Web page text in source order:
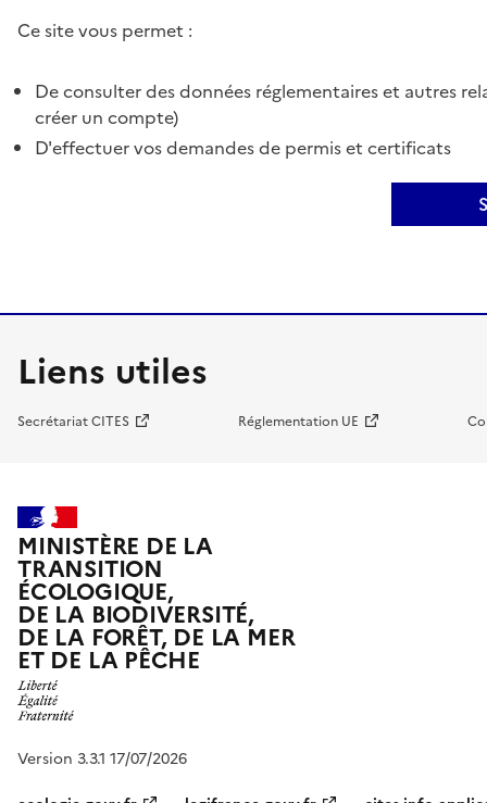
Ce site vous permet :
De consulter des données réglementaires et autres
créer un compte)
D'effectuer vos demandes de permis et certificats
Liens utiles
Secrétariat CITES Réglementation UE
MINISTÈRE DE LA
TRANSITION
ÉCOLOGIQUE,
DE LA BIODIVERSITÉ,
DE LA FORÊT, DE LA MER
ET DE LA PÊCHE
Version 3.3.1 17/07/2026